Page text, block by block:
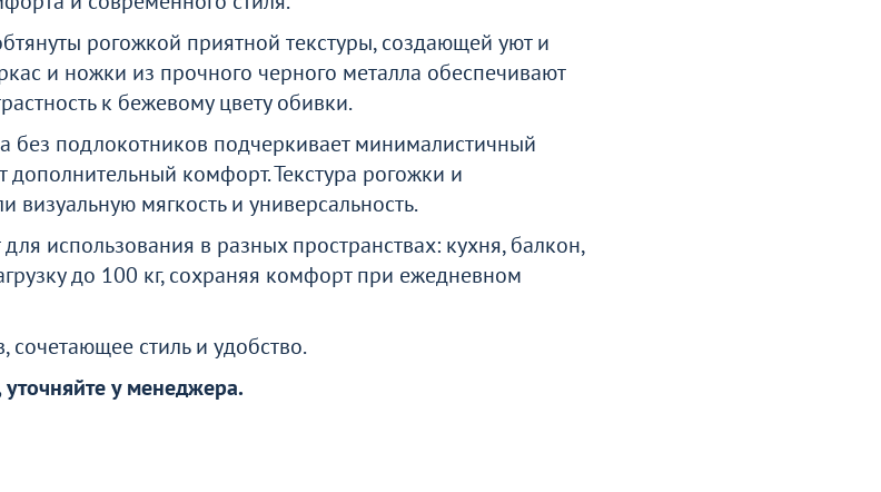
рогожкой приятной текстуры, создающей уют и
и ножки из прочного черного металла обеспечивают
к бежевому цвету обивки.
подлокотников подчеркивает минималистичный
дополнительный комфорт. Текстура рогожки и
мягкость и универсальность.
использования в разных пространствах: кухня, балкон,
до 100 кг, сохраняя комфорт при ежедневном
сочетающее стиль и удобство.
у менеджера.